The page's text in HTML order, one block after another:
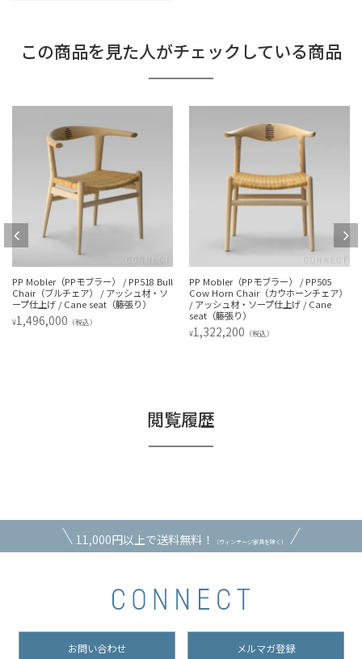
この商品を見た人がチェックしている商品
PP Mobler（PPモブラー） / PP518 Bull
Chair（ブルチェア） / アッシュ材・ソ
ープ仕上げ / Cane seat（籐張り）
¥1,496,000 （税込）
PP Mobler（PPモブラー） / PP505
Cow Horn Chair（カウホーンチェア）
/ アッシュ材・ソープ仕上げ / Cane
seat（籐張り）
¥1,322,200 （税込）
閲覧履歴
11,000円以上で送料無料！ （ヴィンテージ家具を除く）
お問い合わせ メルマガ登録